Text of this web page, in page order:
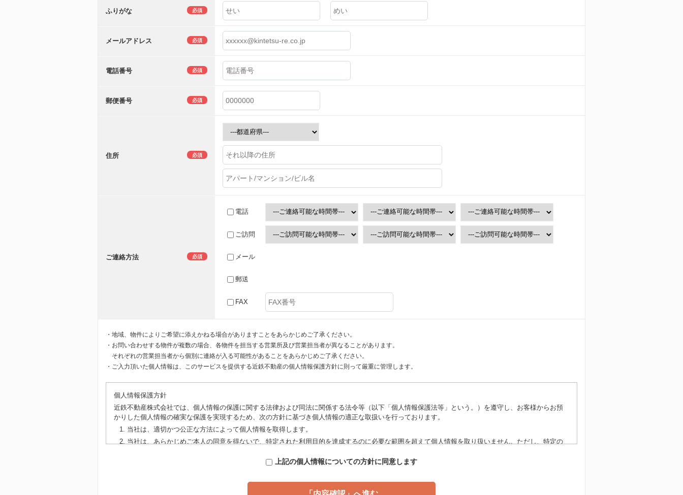
ふりがな 必須
メールアドレス 必須
電話番号 必須
郵便番号 必須
住所 必須
ご連絡方法 必須
電話
ご訪問
メール
郵送
FAX
・地域、物件によりご希望に添えかねる場合がありますことをあらかじめご了承ください。
・お問い合わせする物件が複数の場合、各物件を担当する営業所及び営業担当者が異なることがあります。
それぞれの営業担当者から個別に連絡が入る可能性があることをあらかじめご了承ください。
・ご入力頂いた個人情報は、このサービスを提供する近鉄不動産の個人情報保護方針に則って厳重に管理します。
個人情報保護方針
近鉄不動産株式会社では、個人情報の保護に関する法律および同法に関係する法令等（以下「個人情報保護法等」という。）を遵守し、お客様からお預
かりした個人情報の確実な保護を実現するため、次の方針に基づき個人情報の適正な取扱いを行っております。
当社は、適切かつ公正な方法によって個人情報を取得します。
当社は、あらかじめご本人の同意を得ないで、特定された利用目的を達成するのに必要な範囲を超えて個人情報を取り扱いません。ただし、特定の
当社は、個人情報の正確性を保ち、これを安全に管理するため、個人情報への不正アクセス、流用、破壊、改ざんおよび漏洩等を防止するための各
当社は、お客様からお預かりしている個人情報を、情報処理等のため利用目的の範囲内で業務委託先に提供することがあります。また、個人情報保
上記の個人情報についての方針に同意します